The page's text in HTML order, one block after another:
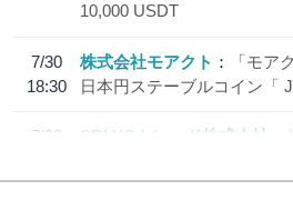
10,000 USDT
7/30
18:30
株式会社モアクト
「モア
日本円ステーブルコイン「
7/29
SBI VCトレード株式会社